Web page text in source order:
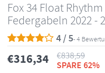
Fox 34 Float
Federgabeln 2022 -
4 / 5- 4
€316,34 €838,59
SPARE 62%